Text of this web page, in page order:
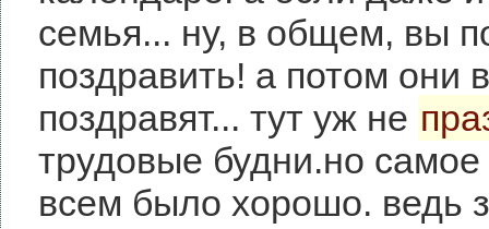
семья... ну, в общем, вы
поздравить! а потом они
поздравят... тут уж не
трудовые будни.но
всем было хорошо. ведь